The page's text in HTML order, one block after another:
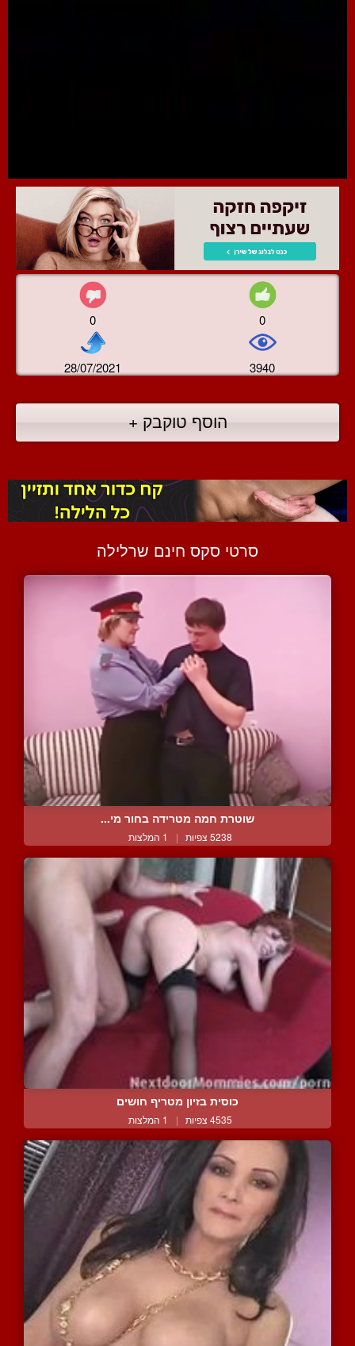
0 0
28/07/2021 3940
הוסף טוקבק +
סרטי סקס חינם שרלילה
שוטרת חמה מטרידה בחור מי...
5238 צפיות | 1 המלצות
כוסית בזיון מטריף חושים
4535 צפיות | 1 המלצות